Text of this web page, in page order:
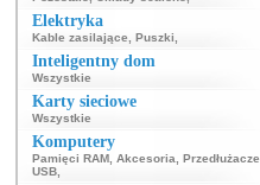
Elektryka
Kable zasilające Puszki
Inteligentny dom
Wszystkie
Karty sieciowe
Wszystkie
Komputery
Pamięci RAM Akcesoria
Przedłużacze
USB